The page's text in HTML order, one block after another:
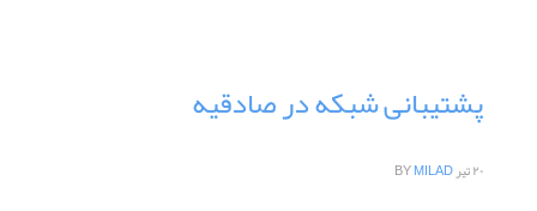
پشتیبانی شبکه در صادقیه
۲۰ تیر BYMILAD